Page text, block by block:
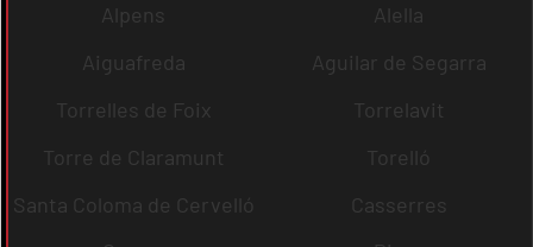
Alpens
Alella
Aiguafreda
Aguilar de Segarra
Torrelles de Foix
Torrelavit
Torre de Claramunt
Torelló
Santa Coloma de Cervelló
Casserres